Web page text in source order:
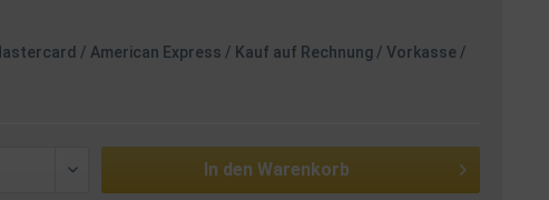
/ American Express / Kauf auf Rechnung / Vorkasse /
In den Warenkorb